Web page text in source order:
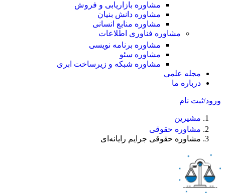
مشاوره بازاریابی و فروش
مشاوره دانش بنیان
مشاوره منابع انسانی
مشاوره فناوری اطلاعات
مشاوره برنامه نویسی
مشاوره سئو
مشاوره شبکه و زیرساخت ابری
مجله علمی
درباره ما
ورود/ثبت نام
مشیرین
مشاوره حقوقی
مشاوره حقوقی جرایم رایانه‌ای